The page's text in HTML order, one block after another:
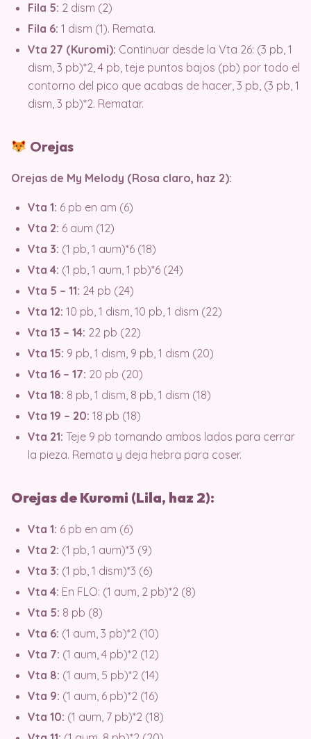
Fila 5: 2 dism (2)
Fila 6: 1 dism (1). Remata.
Vta 27 (Kuromi): Continuar desde la Vta 26: (3 pb, 1
dism, 3 pb)*2, 4 pb, teje puntos bajos (pb) por todo el
contorno del pico que acabas de hacer, 3 pb, (3 pb, 1
dism, 3 pb)*2. Rematar.
Orejas
Orejas de My Melody (Rosa claro, haz 2):
Vta 1: 6 pb en am (6)
Vta 2: 6 aum (12)
Vta 3: (1 pb, 1 aum)*6 (18)
Vta 4: (1 pb, 1 aum, 1 pb)*6 (24)
Vta 5 – 11: 24 pb (24)
Vta 12: 10 pb, 1 dism, 10 pb, 1 dism (22)
Vta 13 – 14: 22 pb (22)
Vta 15: 9 pb, 1 dism, 9 pb, 1 dism (20)
Vta 16 – 17: 20 pb (20)
Vta 18: 8 pb, 1 dism, 8 pb, 1 dism (18)
Vta 19 – 20: 18 pb (18)
Vta 21: Teje 9 pb tomando ambos lados para cerrar
la pieza. Remata y deja hebra para coser.
Orejas de Kuromi (Lila, haz 2):
Vta 1: 6 pb en am (6)
Vta 2: (1 pb, 1 aum)*3 (9)
Vta 3: (1 pb, 1 dism)*3 (6)
Vta 4: En FLO: (1 aum, 2 pb)*2 (8)
Vta 5: 8 pb (8)
Vta 6: (1 aum, 3 pb)*2 (10)
Vta 7: (1 aum, 4 pb)*2 (12)
Vta 8: (1 aum, 5 pb)*2 (14)
Vta 9: (1 aum, 6 pb)*2 (16)
Vta 10: (1 aum, 7 pb)*2 (18)